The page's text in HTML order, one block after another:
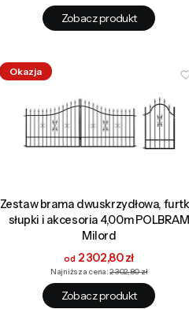
Zobacz produkt
Okazja
Zestaw brama dwuskrzydłowa,
słupki i akcesoria 4,00m POLBRAM
Milord
Cena promocyjna
2 302,80 zł
Najniższa cena: 2 302,80 zł
Zobacz produkt